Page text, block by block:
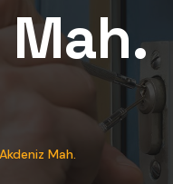
Akdeniz Mah.